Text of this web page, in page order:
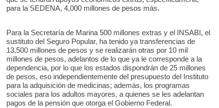
para la SEDENA, 4,000 millones de pesos más.
Para la Secretaría de Marina 500 millones extras y el INSABI, el
sustituto del Seguro Popular, ha tenido ya transferencias de
13,500 millones de pesos y se realizarán otras por 10 mil
millones de pesos, adelantos de lo que ya le corresponde a la
dependencia, por lo que los estados dispondrán de 25 millones
de pesos, eso independientemente del presupuesto del Instituto
para la adquisición de medicinas; además, los programas
sociales para los adultos mayores, a quienes se les adelantan
pagos de la pensión que otorga el Gobierno Federal.